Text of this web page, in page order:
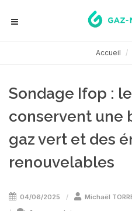
Accueil
Sondage Ifop :
conservent une
gaz vert et des
renouvelables
04/06/2025 Michaël